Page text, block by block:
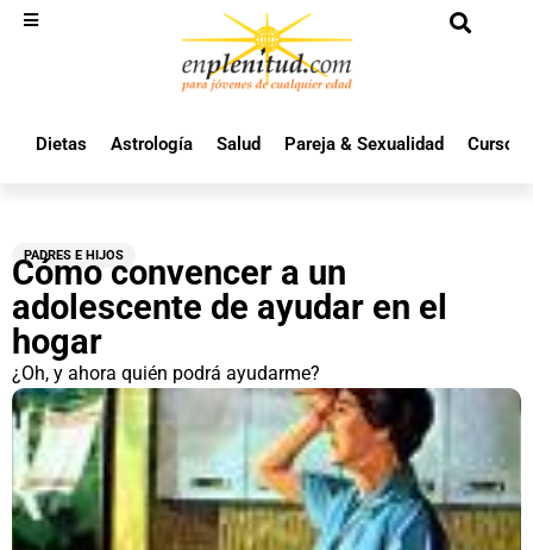
Dietas Astrología Salud Pareja & Sexualidad Cursos
PADRES E HIJOS
Cómo convencer a un
adolescente de ayudar en el
hogar
¿Oh, y ahora quién podrá ayudarme?